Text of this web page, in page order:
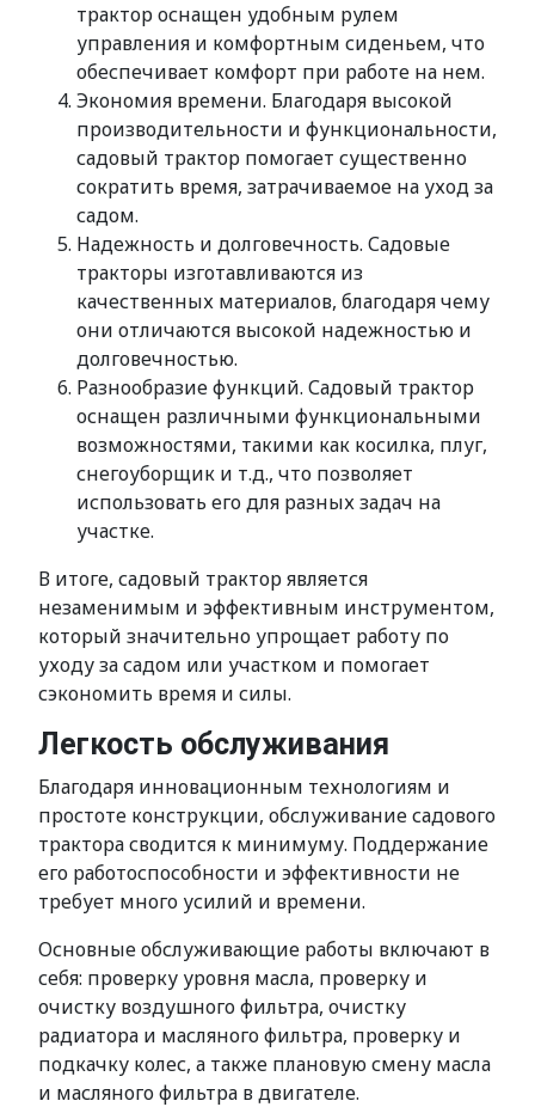
трактор оснащен удобным рулем
управления и комфортным сиденьем, что
обеспечивает комфорт при работе на нем.
Экономия времени. Благодаря высокой
производительности и функциональности,
садовый трактор помогает существенно
сократить время, затрачиваемое на уход за
садом.
Надежность и долговечность. Садовые
тракторы изготавливаются из
качественных материалов, благодаря чему
они отличаются высокой надежностью и
долговечностью.
Разнообразие функций. Садовый трактор
оснащен различными функциональными
возможностями, такими как косилка, плуг,
снегоуборщик и т.д., что позволяет
использовать его для разных задач на
участке.
В итоге, садовый трактор является
незаменимым и эффективным инструментом,
который значительно упрощает работу по
уходу за садом или участком и помогает
сэкономить время и силы.
Легкость обслуживания
Благодаря инновационным технологиям и
простоте конструкции, обслуживание садового
трактора сводится к минимуму. Поддержание
его работоспособности и эффективности не
требует много усилий и времени.
Основные обслуживающие работы включают в
себя: проверку уровня масла, проверку и
очистку воздушного фильтра, очистку
радиатора и масляного фильтра, проверку и
подкачку колес, а также плановую смену масла
и масляного фильтра в двигателе.